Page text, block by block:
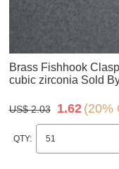
Brass Fishhook
cubic zirconia Sold
US$ 2.03 1.62 (20%
QTY: